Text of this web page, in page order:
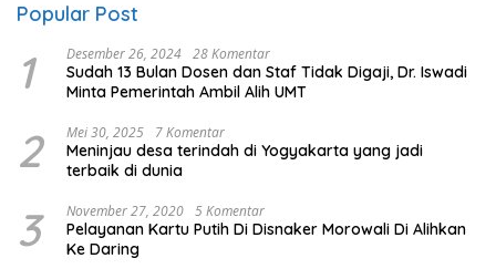
Popular Post
1 Desember 26, 2024 28 Komentar
Sudah 13 Bulan Dosen dan Staf Tidak Digaji, Dr. Iswadi
Minta Pemerintah Ambil Alih UMT
2 Mei 30, 2025 7 Komentar
Meninjau desa terindah di Yogyakarta yang jadi
terbaik di dunia
3 November 27, 2020 5 Komentar
Pelayanan Kartu Putih Di Disnaker Morowali Di Alihkan
Ke Daring